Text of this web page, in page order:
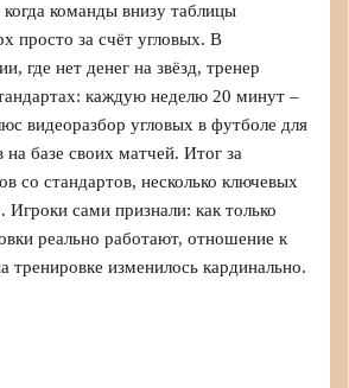
когда команды внизу таблицы
просто за счёт угловых. В
где нет денег на звёзд, тренер
каждую неделю 20 минут –
видеоразбор угловых в футболе для
на базе своих матчей. Итог за
со стандартов, несколько ключевых
Игроки сами признали: как только
реально работают, отношение к
тренировке изменилось кардинально.